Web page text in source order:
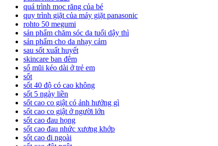
quá trình mọc răng của bé
quy trình giặt của máy giặt panasonic
rohto 50 megumi
sản phẩm chăm sóc da tuổi dậy thì
sản phẩm cho da nhạy cảm
sau sốt xuất huyết
skincare ban đêm
sổ mũi kéo dài ở trẻ em
sốt
sốt 40 độ có cao không
sốt 5 ngày liền
sốt cao co giật có ảnh hưởng gì
sốt cao co giật ở người lớn
sốt cao đau họng
sốt cao đau nhức xương khớp
sốt cao đi ngoài